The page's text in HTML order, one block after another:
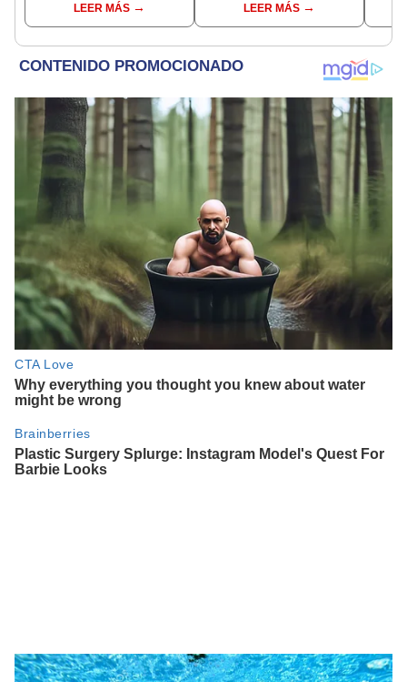
sospechoso detenido
LEER MÁS
Serenazgo recuperó el
dinero
LEER MÁS